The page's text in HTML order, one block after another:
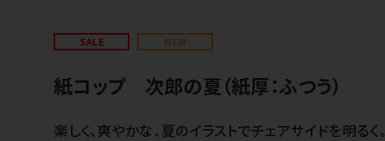
SALE NEW
紙コップ 次郎の夏（紙厚：ふつう）
楽しく、爽やかな、夏のイラストでチェアサイドを明るく。